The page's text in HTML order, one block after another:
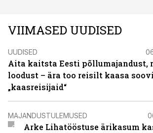
VIIMASED UUDISED
UUDISED
Aita kaitsta Eesti põllumajandust,
loodust – ära too reisilt kaasa
„kaasreisijaid“
MAJANDUSTULEMUSED
Arke Lihatööstuse ärikasum